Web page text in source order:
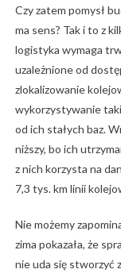
Czy zatem pomysł
ma sens? Tak i to z
logistyka wymaga
uzależnione od
zlokalizowanie
wykorzystywanie
od ich stałych baz.
niższy, bo ich
z nich korzysta na
7,3 tys. km linii
Nie możemy
zima pokazała, że
nie uda się stworzyć